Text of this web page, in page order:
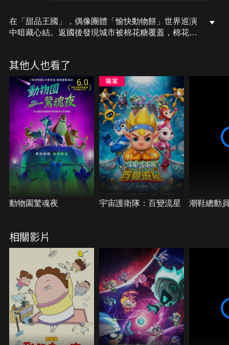
在「甜品王國」，偶像團體「愉快動物餅」世界巡演
中暗藏心結。返國後發現城市被棉花糖覆蓋，棉花糖
愉快動物餅，能否戰勝棉花糖國王，救出小天馬並守
護世界？身陷絕境的他們，又將發現何種扭轉乾坤的
秘策？
其他人也看了
6.0
動物園驚魂夜 宇宙護衛隊：百變流星 潮鞋總動
相關影片